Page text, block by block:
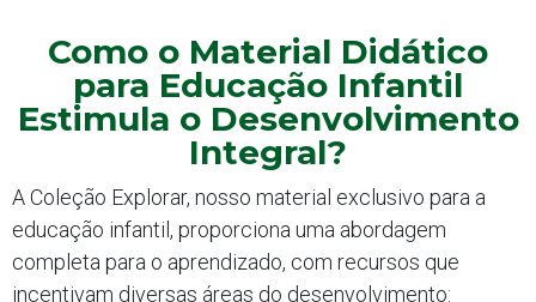
Como o Material Didático
para Educação Infantil
Estimula o Desenvolvimento
Integral?
A Coleção Explorar, nosso material exclusivo para a
educação infantil, proporciona uma abordagem
completa para o aprendizado, com recursos que
incentivam diversas áreas do desenvolvimento: